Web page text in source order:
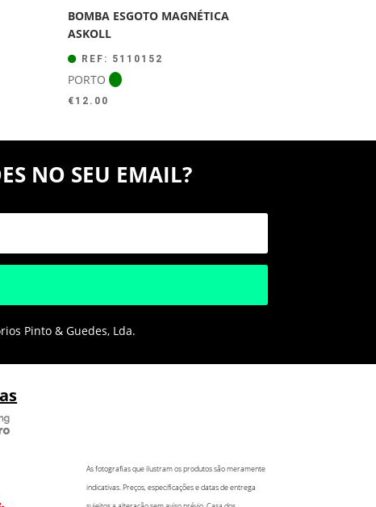
BOMBA ESGOTO MAGNÉTICA
ASKOLL
REF: 5110152
PORTO
€ 12.00
NO SEU EMAIL?
Pinto & Guedes, Lda.
As fotografias que ilustram os produtos são meramente
indicativas. Preços, especificações e datas de entrega